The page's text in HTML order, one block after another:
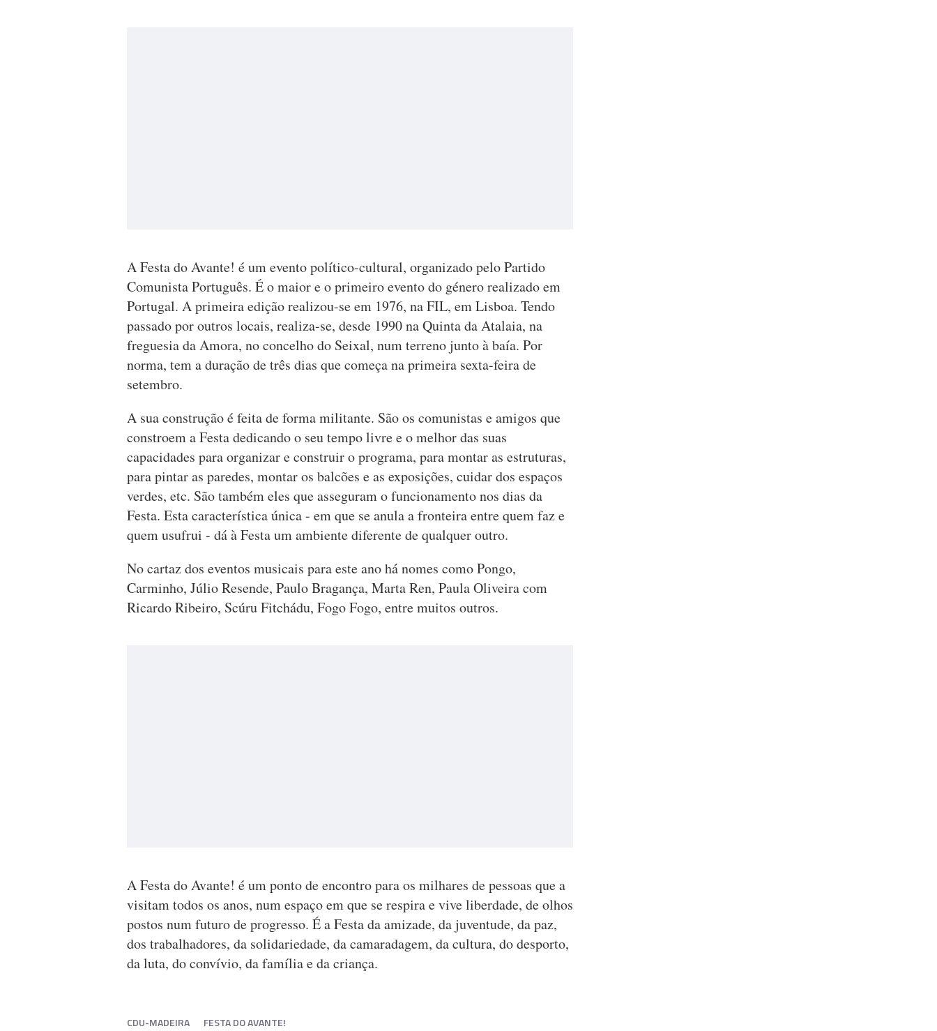
A Festa do Avante! é um evento político-cultural, organizado pelo Partido
Comunista Português. É o maior e o primeiro evento do género realizado em
Portugal. A primeira edição realizou-se em 1976, na FIL, em Lisboa. Tendo
passado por outros locais, realiza-se, desde 1990 na Quinta da Atalaia, na
freguesia da Amora, no concelho do Seixal, num terreno junto à baía. Por
norma, tem a duração de três dias que começa na primeira sexta-feira de
setembro.
A sua construção é feita de forma militante. São os comunistas e amigos que
constroem a Festa dedicando o seu tempo livre e o melhor das suas
capacidades para organizar e construir o programa, para montar as estruturas,
para pintar as paredes, montar os balcões e as exposições, cuidar dos espaços
verdes, etc. São também eles que asseguram o funcionamento nos dias da
Festa. Esta característica única - em que se anula a fronteira entre quem faz e
quem usufrui - dá à Festa um ambiente diferente de qualquer outro.
No cartaz dos eventos musicais para este ano há nomes como Pongo,
Carminho, Júlio Resende, Paulo Bragança, Marta Ren, Paula Oliveira com
Ricardo Ribeiro, Scúru Fitchádu, Fogo Fogo, entre muitos outros.
A Festa do Avante! é um ponto de encontro para os milhares de pessoas que a
visitam todos os anos, num espaço em que se respira e vive liberdade, de olhos
postos num futuro de progresso. É a Festa da amizade, da juventude, da paz,
dos trabalhadores, da solidariedade, da camaradagem, da cultura, do desporto,
da luta, do convívio, da família e da criança.
CDU-MADEIRA FESTA DO AVANTE!